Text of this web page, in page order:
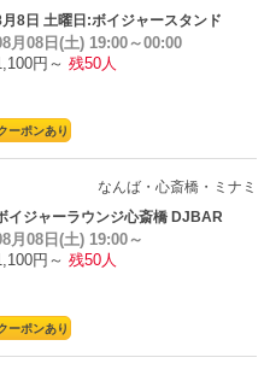
8日 土曜日:ボイジャースタンド
月08日(土) 19:00～00:00
円～ 残50人
ーポンあり
なんば・心斎橋・ミナミ
イジャーラウンジ心斎橋 DJBAR
月08日(土) 19:00～
円～ 残50人
ーポンあり